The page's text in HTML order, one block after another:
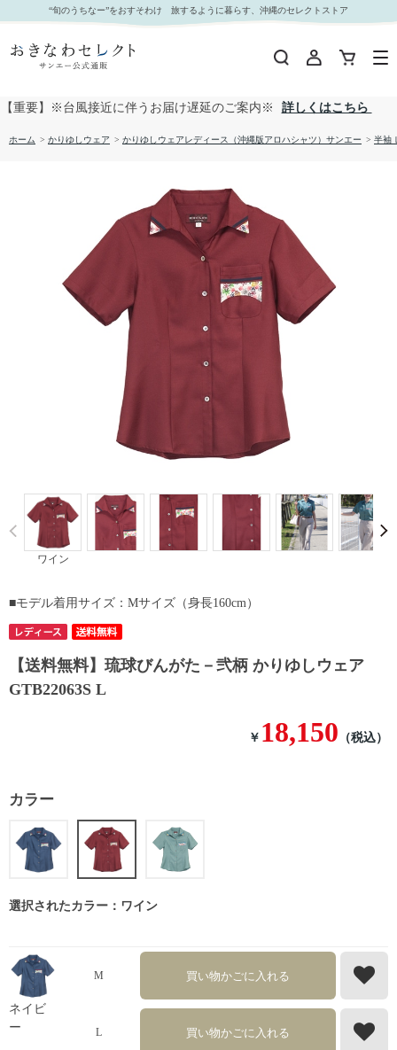
【送料無料】琉球びんがた－弐柄 かりゆしウェア GTB22063S L｜おきなわセレクト サンエー
公式通販
“旬のうちなー”をおすそわけ 旅するように暮らす、沖縄のセレクトストア
【重要】※台風接近に伴うお届け遅延のご案内※ 詳しくはこちら
ホーム > かりゆしウェア > かりゆしウェアレディース（沖縄版アロハシャツ）サンエー > 半袖
ワイン
Prev
【送料無料】琉球びんがた－弐柄 かりゆしウェア
GTB22063S L
￥ 18,150 （税込）
カラー
選択されたカラー：ワイン
ネイビ
ー
M 買い物かごに入れる
L 買い物かごに入れる
■モデル着用サイズ：Mサイズ（身長160cm）